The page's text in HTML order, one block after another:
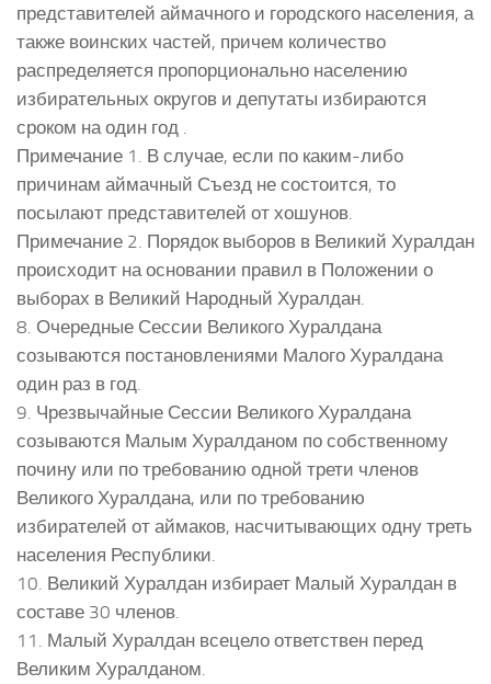
представителей аймачного и городского населения, а
также воинских частей, причем количество
распределяется пропорционально населению
избирательных округов и депутаты избираются
сроком на один год .
Примечание 1. В случае, если по каким-либо
причинам аймачный Съезд не состоится, то
посылают представителей от хошунов.
Примечание 2. Порядок выборов в Великий Хуралдан
происходит на основании правил в Положении о
выборах в Великий Народный Хуралдан.
8. Очередные Сессии Великого Хуралдана
созываются постановлениями Малого Хуралдана
один раз в год.
9. Чрезвычайные Сессии Великого Хуралдана
созываются Малым Хуралданом по собственному
почину или по требованию одной трети членов
Великого Хуралдана, или по требованию
избирателей от аймаков, насчитывающих одну треть
населения Республики.
10. Великий Хуралдан избирает Малый Хуралдан в
составе 30 членов.
11. Малый Хуралдан всецело ответствен перед
Великим Хуралданом.